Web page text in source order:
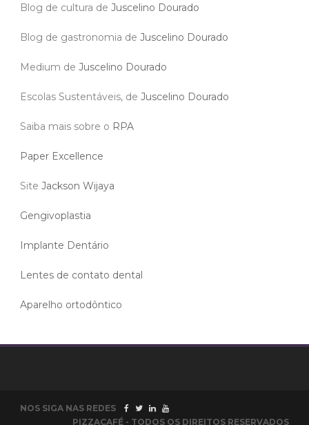
Blog de cultura de Juscelino Dourado
Blog de gastronomia de Juscelino Dourado
Medium de Juscelino Dourado
Escolas Sustentáveis, de Juscelino Dourado
Saiba mais sobre o RPA
Paper Excellence
Site Jackson Wijaya
Gengivoplastia
Implante Dentário
Lentes de contato dental
Aparelho ortodôntico
NOS SIGA NAS REDES
PIZZACAFÉ - TODOS OS DIREITOS RESERVADOS